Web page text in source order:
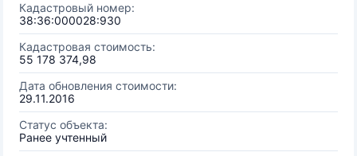
Кадастровый номер:
38:36:000028:930
Кадастровая стоимость:
55 178 374,98
Дата обновления стоимости:
29.11.2016
Статус объекта:
Ранее учтенный